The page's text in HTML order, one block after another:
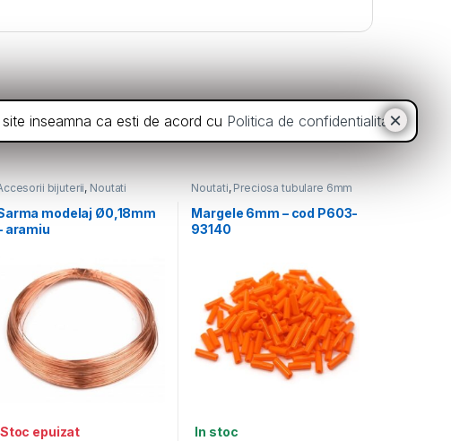
bijuterii, Noutati
modelaj Ø0,18mm
aramiu
Stoc epuizat
Noutati, Preciosa tubulare 6mm
Margele 6mm – cod P603-
93140
In stoc
inseamna ca esti de acord cu Politica de confidentialitate